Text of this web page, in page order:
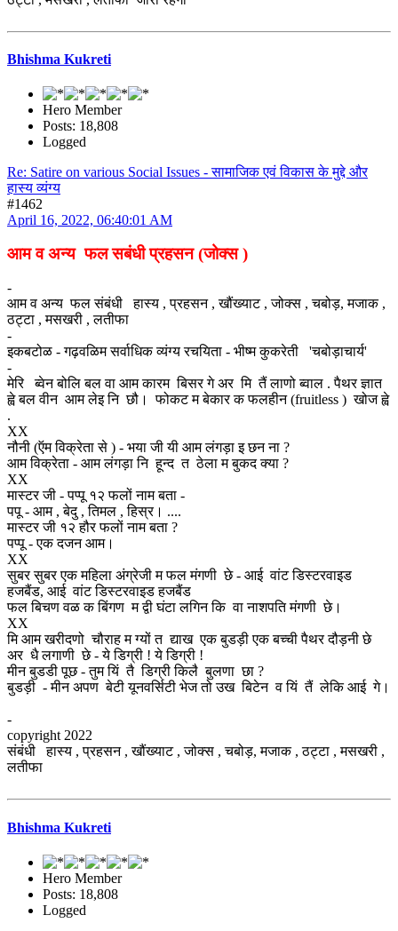
Bhishma Kukreti
Hero Member
Posts: 18,808
Logged
Re: Satire on various Social Issues - सामाजिक एवं विकास के मुद्दे और
हास्य व्यंग्य
#1462
April 16, 2022, 06:40:01 AM
आम व अन्य फल सबंधी प्रहसन (जोक्स )
-
आम व अन्य फल संबंधी हास्य , प्रहसन , खौंख्याट , जोक्स , चबोड़, मजाक ,
ठट्टा , मसखरी , लतीफा
-
इकबटोळ - गढ़वळिम सर्वाधिक व्यंग्य रचयिता - भीष्म कुकरेती 'चबोड़ाचार्य'
-
मेरि ब्वेन बोलि बल वा आम कारम बिसर गे अर मि तैं लाणो ब्वाल . पैथर ज्ञात
ह्वे बल वीन आम लेइ नि छौ। फोकट म बेकार क फलहीन (fruitless ) खोज ह्वे
.
XX
नौनी (ऍम विक्रेता से ) - भया जी यी आम लंगड़ा इ छन ना ?
आम विक्रेता - आम लंगड़ा नि हून्द त ठेला म बुकद क्या ?
XX
मास्टर जी - पप्पू १२ फलों नाम बता -
पपू - आम , बेदु , तिमल , हिस्र। ....
मास्टर जी १२ हौर फलों नाम बता ?
पप्पू - एक दजन आम।
XX
सुबर सुबर एक महिला अंग्रेजी म फल मंगणी छे - आई वांट डिस्टरवाइड
हजबैंड, आई वांट डिस्टरवाइड हजबैंड
फल बिचण वळ क बिंगण म द्वी घंटा लगिन कि वा नाशपति मंगणी छे।
XX
मि आम खरीदणो चौराह म ग्यों त द्याख एक बुडड़ी एक बच्ची पैथर दौड़नी छे
अर धै लगाणी छे - ये डिग्री ! ये डिग्री !
मीन बुडडी पूछ - तुम यिं तै डिग्री किलै बुलणा छा ?
बुडड़ी - मीन अपण बेटी यूनवर्सिटी भेज तो उख बिटेन व यिं तैं लेकि आई गे।
-
copyright 2022
संबंधी हास्य , प्रहसन , खौंख्याट , जोक्स , चबोड़, मजाक , ठट्टा , मसखरी ,
लतीफा
Bhishma Kukreti
Hero Member
Posts: 18,808
Logged